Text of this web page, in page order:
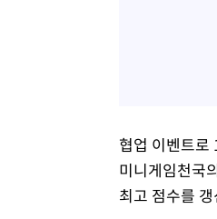
협업 이벤트로
미니게임천국
최고 점수를